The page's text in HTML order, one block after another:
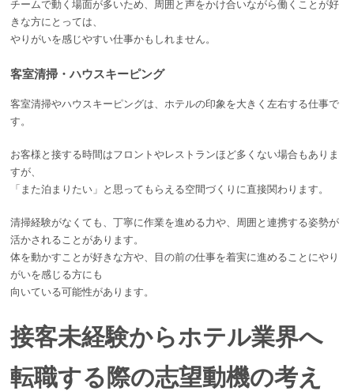
チームで動く場面が多いため、周囲と声をかけ合いながら働くことが好
きな方にとっては、
やりがいを感じやすい仕事かもしれません。
客室清掃・ハウスキーピング
客室清掃やハウスキーピングは、ホテルの印象を大きく左右する仕事で
す。
お客様と接する時間はフロントやレストランほど多くない場合もありま
すが、
「また泊まりたい」と思ってもらえる空間づくりに直接関わります。
清掃経験がなくても、丁寧に作業を進める力や、周囲と連携する姿勢が
活かされることがあります。
体を動かすことが好きな方や、目の前の仕事を着実に進めることにやり
がいを感じる方にも
向いている可能性があります。
接客未経験からホテル業界へ
転職する際の志望動機の考え